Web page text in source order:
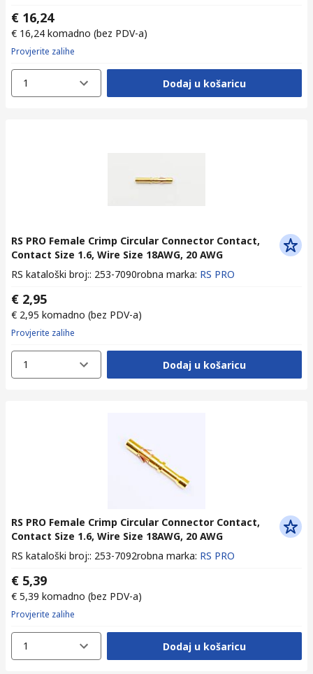
€ 16,24
€ 16,24 komadno (bez PDV-a)
Provjerite zalihe
1 Dodaj u košaricu
RS PRO Female Crimp Circular Connector Contact,
Contact Size 1.6, Wire Size 18AWG, 20 AWG
RS kataloški broj:: 253-7090robna marka: RS PRO
€ 2,95
€ 2,95 komadno (bez PDV-a)
Provjerite zalihe
1 Dodaj u košaricu
RS PRO Female Crimp Circular Connector Contact,
Contact Size 1.6, Wire Size 18AWG, 20 AWG
RS kataloški broj:: 253-7092robna marka: RS PRO
€ 5,39
€ 5,39 komadno (bez PDV-a)
Provjerite zalihe
1 Dodaj u košaricu